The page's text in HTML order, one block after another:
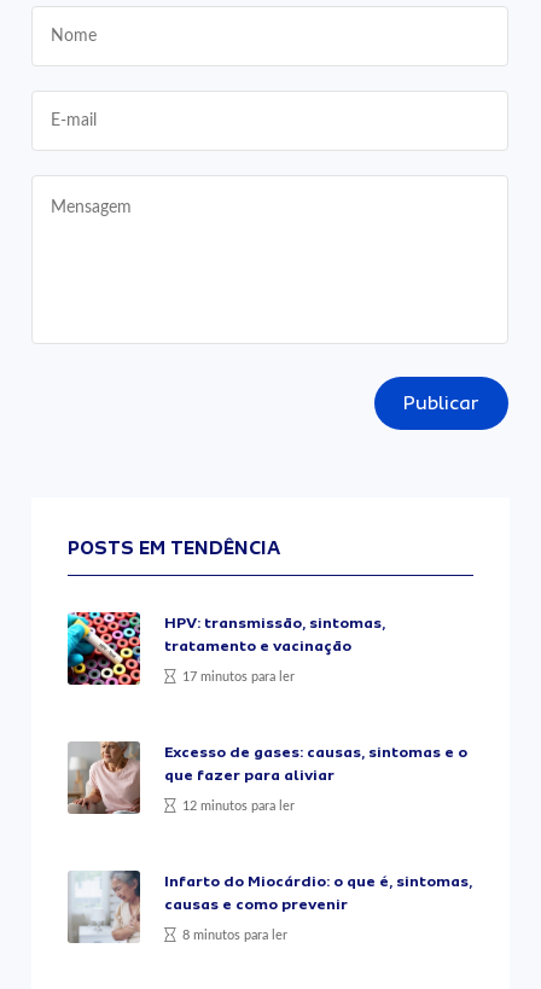
Publicar
POSTS EM TENDÊNCIA
HPV: transmissão, sintomas,
tratamento e vacinação
17 minutos para ler
Excesso de gases: causas, sintomas e o
que fazer para aliviar
12 minutos para ler
Infarto do Miocárdio: o que é, sintomas,
causas e como prevenir
8 minutos para ler